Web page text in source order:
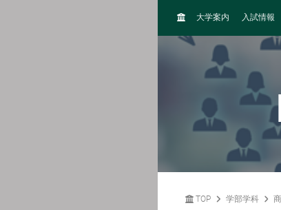
H
M
大学案内 入試情報
TOP 学部学科